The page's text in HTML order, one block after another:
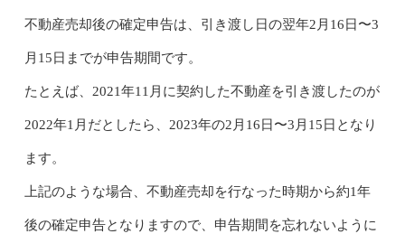
不動産売却後の確定申告は、引き渡し日の翌年2月16日〜3
月15日までが申告期間です。
たとえば、2021年11月に契約した不動産を引き渡したのが
2022年1月だとしたら、2023年の2月16日〜3月15日となり
ます。
上記のような場合、不動産売却を行なった時期から約1年
後の確定申告となりますので、申告期間を忘れないように